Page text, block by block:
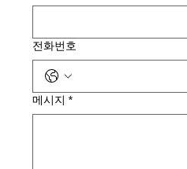
전화번호
메시지 *